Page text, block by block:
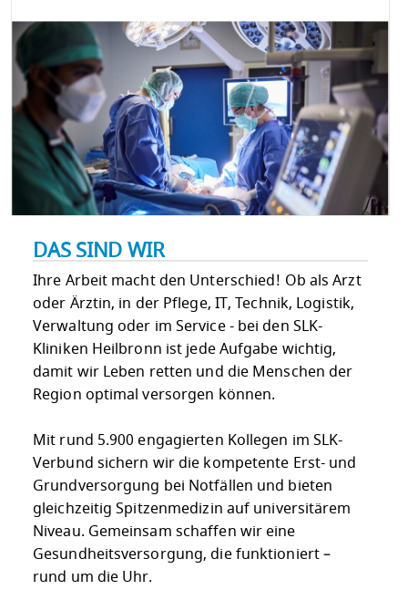
DAS SIND WIR
Ihre Arbeit macht den Unterschied! Ob als Arzt
oder Ärztin, in der Pflege, IT, Technik, Logistik,
Verwaltung oder im Service - bei den SLK-
Kliniken Heilbronn ist jede Aufgabe wichtig,
damit wir Leben retten und die Menschen der
Region optimal versorgen können.
Mit rund 5.900 engagierten Kollegen im SLK-
Verbund sichern wir die kompetente Erst- und
Grundversorgung bei Notfällen und bieten
gleichzeitig Spitzenmedizin auf universitärem
Niveau. Gemeinsam schaffen wir eine
Gesundheitsversorgung, die funktioniert –
rund um die Uhr.